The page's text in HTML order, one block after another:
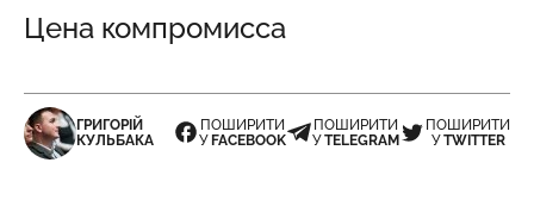
Цена компромисса
ГРИГОРІЙ
КУЛЬБАКА
ПОШИРИТИ
У FACEBOOK
ПОШИРИТИ
УTELEGRAM
ПОШИРИТИ
УTWITTER